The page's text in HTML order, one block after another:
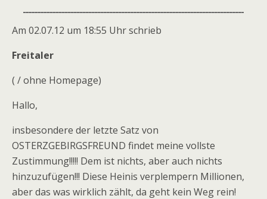
Am 02.07.12 um 18:55 Uhr schrieb
Freitaler
( / ohne Homepage)
Hallo,
insbesondere der letzte Satz von
OSTERZGEBIRGSFREUND findet meine vollste
Zustimmung!!!!! Dem ist nichts, aber auch nichts
hinzuzufügen!!! Diese Heinis verplempern Millionen,
aber das was wirklich zählt, da geht kein Weg rein!